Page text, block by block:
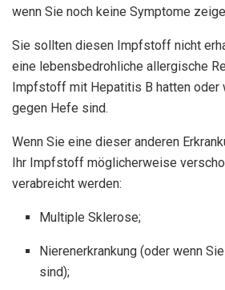
wenn Sie noch keine Symptome
Sie sollten diesen Impfstoff nicht
eine lebensbedrohliche allergische
Impfstoff mit Hepatitis B hatten oder
gegen Hefe sind.
Wenn Sie eine dieser anderen
Ihr Impfstoff möglicherweise
verabreicht werden:
Multiple Sklerose;
Nierenerkrankung (oder wenn
sind);